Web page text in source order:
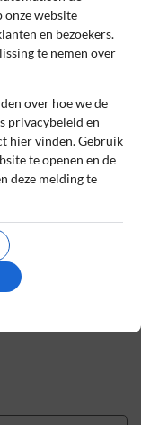
onze website
en bezoekers.
te nemen over
over hoe we de
privacybeleid en
hier vinden. Gebruik
te openen en de
deze melding te